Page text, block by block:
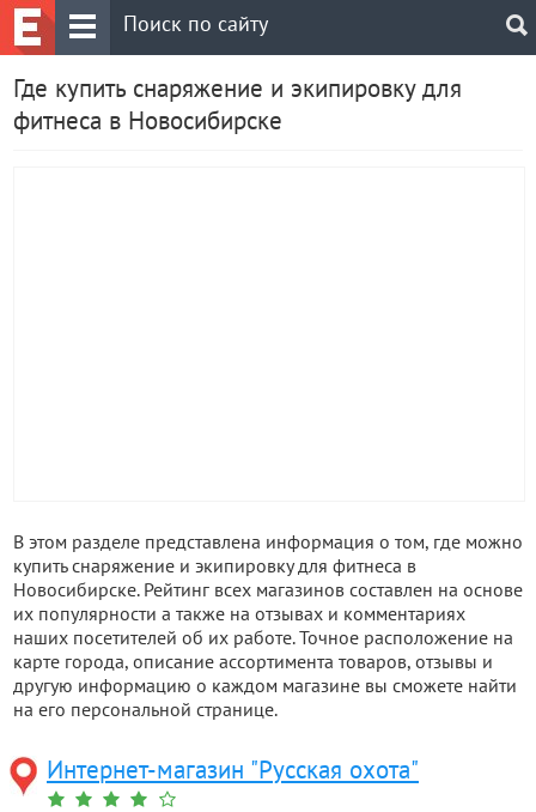
Где купить снаряжение и экипировку для
фитнеса в Новосибирске
В этом разделе представлена информация о том, где можно
купить снаряжение и экипировку для фитнеса в
Новосибирске. Рейтинг всех магазинов составлен на основе
их популярности а также на отзывах и комментариях
наших посетителей об их работе. Точное расположение на
карте города, описание ассортимента товаров, отзывы и
другую информацию о каждом магазине вы сможете найти
на его персональной странице.
Интернет-магазин "Русская охота"